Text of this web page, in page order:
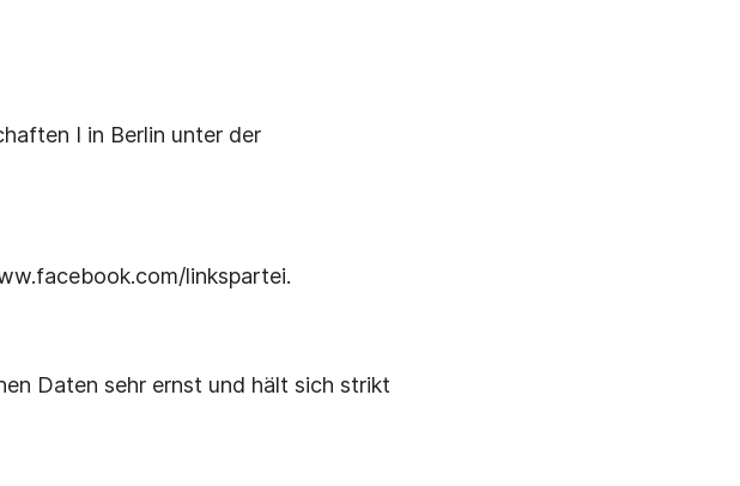
I in Berlin unter der
linkspartei.
Daten sehr ernst und hält sich strikt